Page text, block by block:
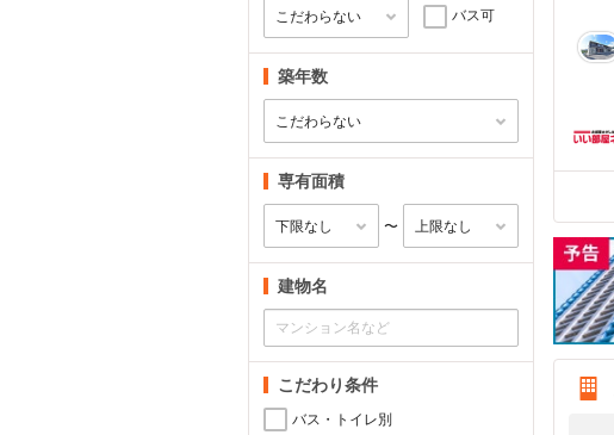
バス可
築年数
専有面積
〜
建物名
こだわり条件
バス・トイレ別